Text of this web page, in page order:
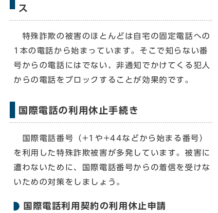
ス
特殊詐欺の被害のほとんどは自宅の固定電話への
1本の電話から始まっています。そこで知らない番
号からの電話にはでない、非通知でかけてくる犯人
からの電話をブロックすることが効果的です。
国際電話の利用休止手続き
国際電話番号（+1や+44などから始まる番号）
を利用した特殊詐欺被害が多発しています。被害に
遭わないために、国際電話番号からの着信を受けな
いための対策をしましょう。
国際電話利用契約の利用休止申請